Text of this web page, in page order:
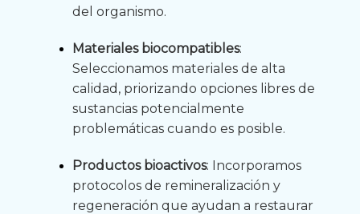
del organismo.
Materiales biocompatibles:
Seleccionamos materiales de alta
calidad, priorizando opciones libres de
sustancias potencialmente
problemáticas cuando es posible.
Productos bioactivos: Incorporamos
protocolos de remineralización y
regeneración que ayudan a restaurar